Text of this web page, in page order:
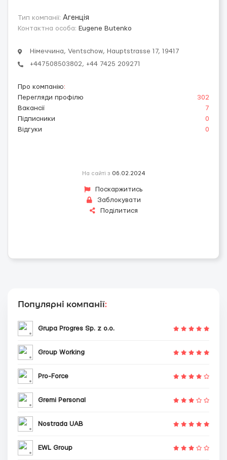
Тип компанії: Агенція
Контактна особа: Eugene Butenko
Німеччина, Ventschow, Hauptstrasse 17, 19417
+447508503802, ‪+44 7425 209271‬
Про компанію:
Перегляди профілю
302
Вакансії
7
Підписники
0
Відгуки
0
На сайті з 06.02.2024
Поскаржитись
Заблокувати
Поділитися
Популярні компанії:
Grupa Progres Sp. z o.o.
Group Working
Pro-Force
Gremi Personal
Nostrada UAB
EWL Group